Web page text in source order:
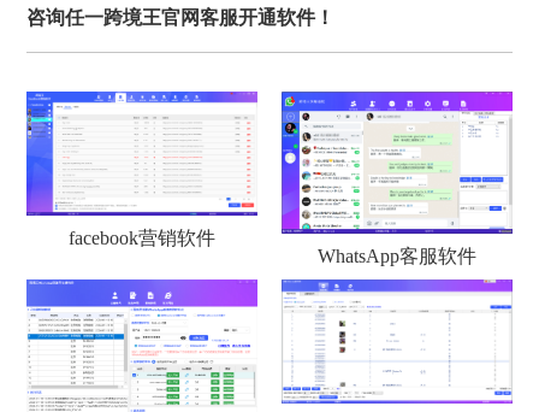
咨询任一跨境王官网客服开通软件！
facebook营销软件
WhatsApp客服软件